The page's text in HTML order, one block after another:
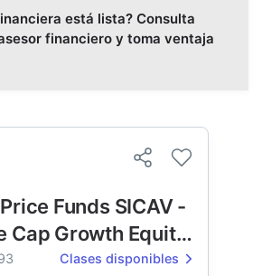
está lista? Consulta
financiero y toma ventaja
Funds SICAV -
Cap Growth Equity
Clases disponibles